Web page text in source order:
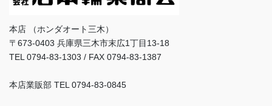
本店 （ホンダオート三木）
〒673-0403 兵庫県三木市末広1丁目13-18
TEL 0794-83-1303 / FAX 0794-83-1387
本店業販部 TEL 0794-83-0845